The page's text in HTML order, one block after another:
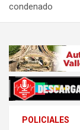
condenado
POLICIALES